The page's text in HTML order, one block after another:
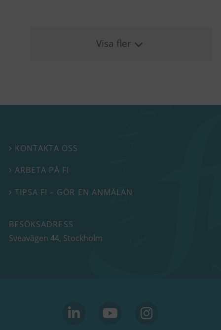
Visa fler
 KONTAKTA OSS
 ARBETA PÅ FI
TIPSA FI – GÖR EN ANMÄLAN
BESÖKSADRESS
Sveavägen 44, Stockholm